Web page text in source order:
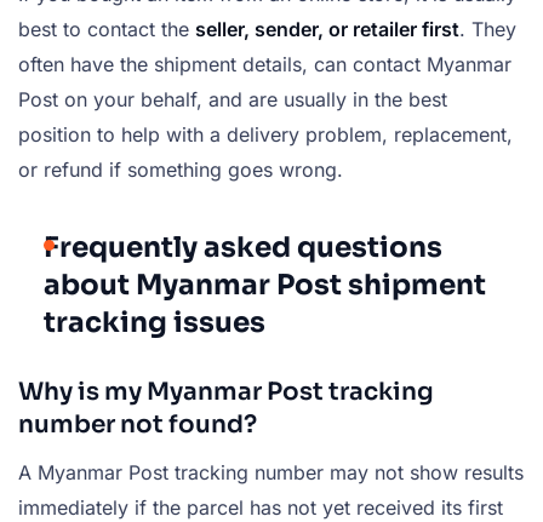
best to contact the seller, sender, or retailer first. They
often have the shipment details, can contact Myanmar
Post on your behalf, and are usually in the best
position to help with a delivery problem, replacement,
or refund if something goes wrong.
Frequently asked questions
about Myanmar Post shipment
tracking issues
Why is my Myanmar Post tracking
number not found?
A Myanmar Post tracking number may not show results
immediately if the parcel has not yet received its first